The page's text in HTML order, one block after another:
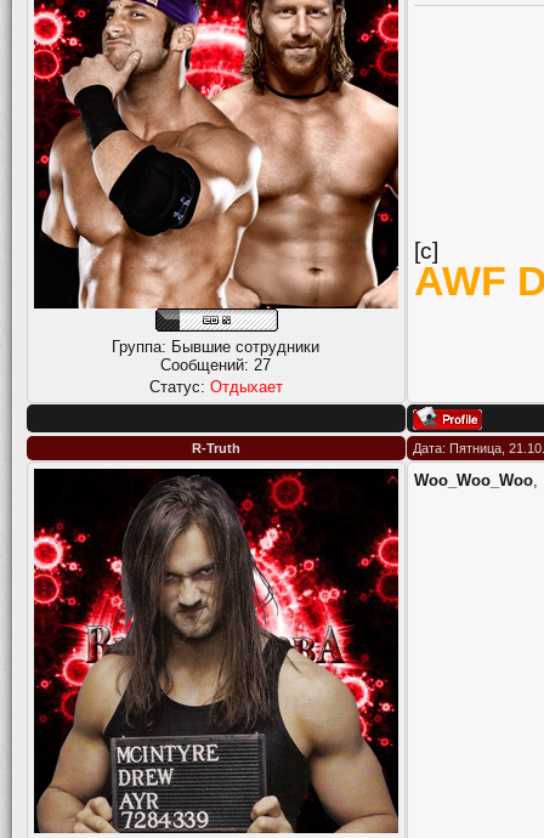
Группа: Бывшие сотрудники
Сообщений:27
Статус: Отдыхает
[c]
AWF
R-Truth Дата: Пятница,
Woo_Woo_Woo,